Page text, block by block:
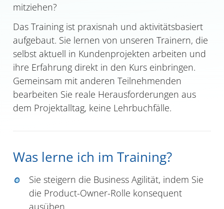
mitziehen?
Das Training ist praxisnah und aktivitätsbasiert
aufgebaut. Sie lernen von unseren Trainern, die
selbst aktuell in Kundenprojekten arbeiten und
ihre Erfahrung direkt in den Kurs einbringen.
Gemeinsam mit anderen Teilnehmenden
bearbeiten Sie reale Herausforderungen aus
dem Projektalltag, keine Lehrbuchfälle.
Was lerne ich im Training?
Sie steigern die Business Agilität, indem Sie
die Product-Owner-Rolle konsequent
ausüben